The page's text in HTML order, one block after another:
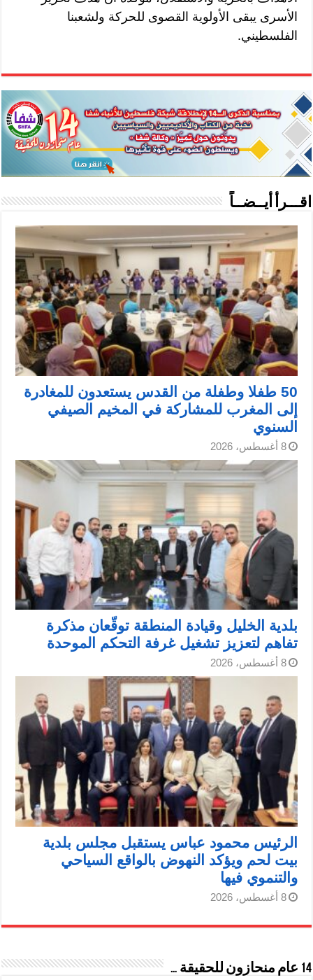
الأسرى يبقى الأولوية القصوى للحركة ولشعبنا
الفلسطيني.
اقـــرأ أيــضــاً
50 طفلا وطفلة من القدس يستعدون للمغادرة
إلى المغرب للمشاركة في المخيم الصيفي
السنوي
8 أغسطس، 2026
بلدية الخليل وقيادة المنطقة توقّعان مذكرة
تفاهم لتعزيز تشغيل غرفة التحكم الموحدة
8 أغسطس، 2026
الرئيس محمود عباس يستقبل مجلس بلدية
بيت لحم ويؤكد النهوض بالواقع السياحي
والتنموي فيها
8 أغسطس، 2026
14 عام منحازون للحقيقة …